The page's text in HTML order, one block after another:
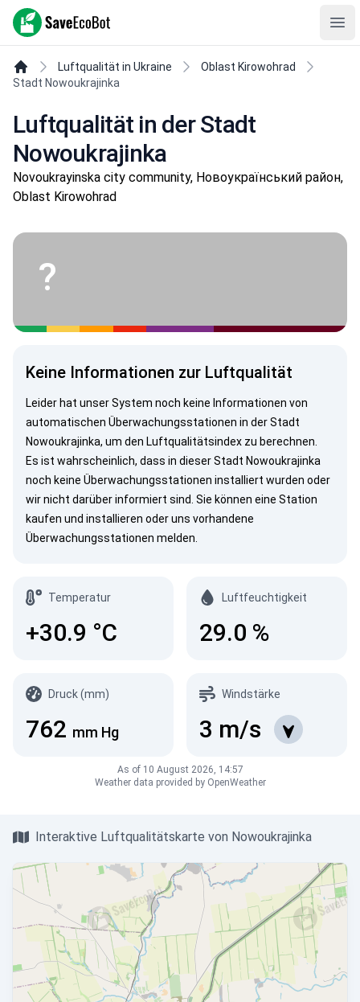
SaveEcoBot
Luftqualität in Ukraine
Oblast Kirowohrad
Stadt Nowoukrajinka
Luftqualität in der Stadt
Nowoukrajinka
Novoukrayinska city community, Новоукраїнський район,
Oblast Kirowohrad
?
Keine Informationen zur Luftqualität
Leider hat unser System noch keine Informationen von
automatischen Überwachungsstationen in der Stadt
Nowoukrajinka, um den Luftqualitätsindex zu berechnen.
Es ist wahrscheinlich, dass in dieser Stadt Nowoukrajinka
noch keine Überwachungsstationen installiert wurden oder
wir nicht darüber informiert sind. Sie können eine Station
kaufen und installieren oder uns vorhandene
Überwachungsstationen melden.
Temperatur
+30.9 °C
Luftfeuchtigkeit
29.0 %
Druck (mm)
762 mm Hg
Windstärke
3 m/s
As of 10 August 2026, 14:57
Weather data provided by OpenWeather
Interaktive Luftqualitätskarte von Nowoukrajinka